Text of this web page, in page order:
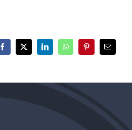
Facebook
X LinkedInWhatsAppPinterest
E-
mail